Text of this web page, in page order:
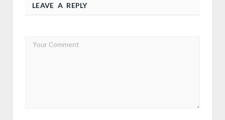
LEAVE A REPLY